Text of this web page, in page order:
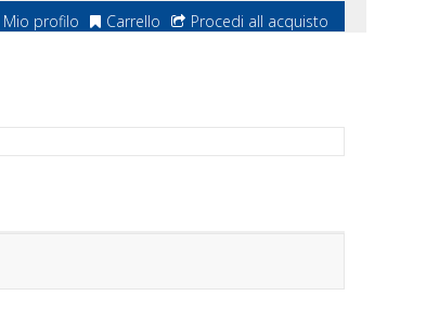
Mio profilo Carrello Procedi all acquisto